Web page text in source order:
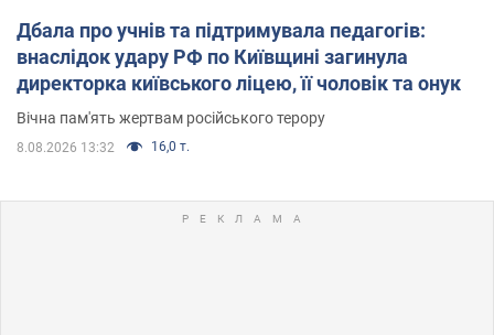
Дбала про учнів та підтримувала педагогів:
внаслідок удару РФ по Київщині загинула
директорка київського ліцею, її чоловік та онук
Вічна пам'ять жертвам російського терору
8.08.2026 13:32 16,0 т.